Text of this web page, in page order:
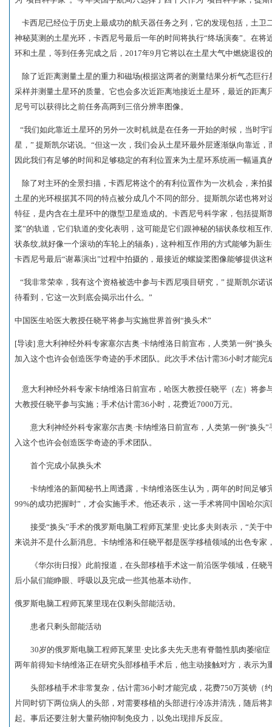
卡西尼已经位于历史上最成功的航天器任务之列，它的发现包括，土卫
神秘莫测的土星光环，卡西尼号最后一年的时间将执行“终场演奏”。在
环和土星，等到任务完成之后，2017年9月它将以在土星大气中燃烧退役
除了近距离测量土星的重力和磁场(根据这两者的测量结果分析气态巨
采样并测量土星环的质量。它也会多次近距离地接近土星环，最近的距
尼号可以获得比之前任务高两到三倍分辨率图像。
“我们如此靠近土星环的另外一次时机就是在任务一开始的时候，当时
星，” 提斯凯尔诺说。“但这一次，我们会从土星环最外层逐渐纵向靠近
因此我们有足够的时间和足够稳定的有利位置来为土星环系统画一幅逼真
除了对主环的全景扫描，卡西尼将这个的有利位置作为一次机会，来拍
土星的光环根据其不同的特点被分成几个不同的部分。提斯凯尔诺也将对
特征，是内含在土星环中的微型卫星造成的。卡西尼号科学家，包括提斯
桨”的轨道，它们轨道的变化表明，这可能是它们跟神秘的辐状条纹相互
状条纹,就好像一个滚动的车轮上的辐条)，这种相互作用的方式能够为新
卡西尼号最后“谢幕演出”过程中拍摄的，最接近的螺旋桨图像能够提供这
“我非常荣幸，我有这个资格被选中参与卡西尼项目研究，” 提斯凯尔诺
待看到，它这一次到底会揭示出什么。”
中国医生哈医大教授任晓平将参与实施世界首例“换头术”
[导读] 意大利神经外科专家塞尔吉奥·卡纳维洛日前宣布，人类第一例“换
加入这个也许会创造医学奇迹的手术团队。此次手术估计需36小时才能完
意大利神经外科专家卡纳维洛日前宣布，哈医大教授任晓平（左）将参
大教授任晓平参与实施；手术估计需36小时，花费近7000万元。
意大利神经外科专家塞尔吉奥·卡纳维洛日前宣布，人类第一例“换头”
入这个也许会创造医学奇迹的手术团队。
首个完成小鼠换头术
卡纳维洛的新闻秘书上周透露，卡纳维洛医生认为，两年的时间足够
99%的成功把握时”，才会实施手术。他还表示，这一手术将同中国哈尔
接受“换头”手术的俄罗斯电脑工程师瓦莱里·史比多夫则表示，“关于
来说并不是什么新消息。卡纳维洛和任晓平都是医学移植领域的出色专家
《华尔街日报》此前报道，在头部移植手术这一前沿医学领域，任晓
后小鼠们能睁眼、呼吸以及完成一些其他基本动作。
俄罗斯电脑工程师瓦莱里现在仅剩头部能活动。
患者只剩头部能活动
30岁的俄罗斯电脑工程师瓦莱里·史比多夫先天患有脊髓性肌肉萎缩症
两年前得知卡纳维洛正在研究头部移植手术后，他主动接触对方，表示为
头部移植手术非常复杂，估计需36小时才能完成，花费750万英镑（
片同时切下两位病人的头部，对需要移植的头部进行冷冻并清洗，随后
起。事后还要注射大量药物抑制免疫力，以免出现排斥反应。